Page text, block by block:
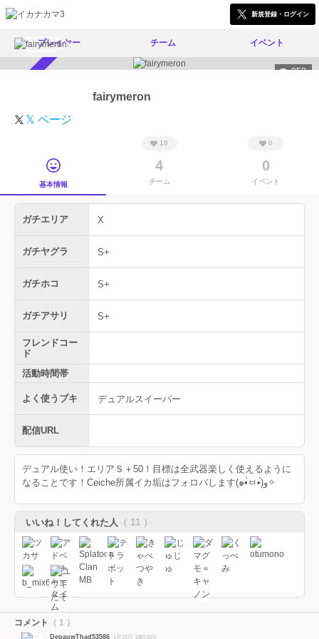
新規登録・ログイン
プレイヤー チーム イベント
852
fairymeron
𝕏 ページ
基本情報
10
4
チーム
0
0
イベント
ガチエリア X
ガチヤグラ S+
ガチホコ S+
ガチアサリ S+
フレンドコー
ド
活動時間帯
よく使うブキ デュアルスイーパー
配信URL
デュアル使い！エリアＳ＋50！目標は全武器楽しく使えるように
なることです！Ceiche所属イカ垢はフォロバします(๑•̀ㅂ•́)و✧
いいね！してくれた人 （ 11 ）
コメント （ 1 ）
DepauwThad53586 1月24日 18時26分